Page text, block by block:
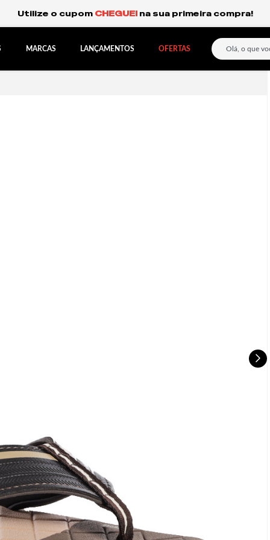
Frete Grátis Expresso para o Sul e São Paulo.
MARCAS LANÇAMENTOS OFERTAS